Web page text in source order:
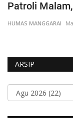
ARSIP